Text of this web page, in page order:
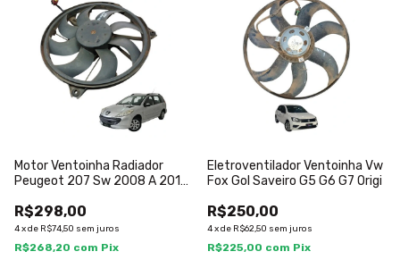
Motor Ventoinha Radiador
Peugeot 207 Sw 2008 A 2013
R$298,00
4xde R$74,50 sem juros
R$268,20 com Pix
Eletroventilador Ventoinha Vw
Fox Gol Saveiro G5 G6 G7 Origi
R$250,00
4xde R$62,50 sem juros
R$225,00 com Pix